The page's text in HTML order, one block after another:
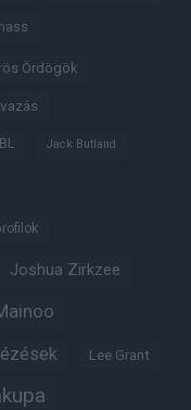
Ördögök
Jack Butland
Joshua Zirkzee
Lee Grant